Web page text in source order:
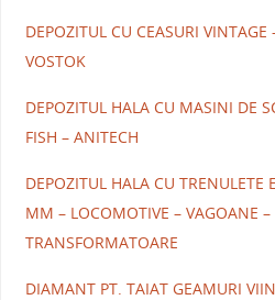
DEPOZITUL CU CEASURI
VOSTOK
DEPOZITUL HALA CU MASINI DE
FISH – ANITECH
DEPOZITUL HALA CU TRENULETE
MM – LOCOMOTIVE – VAGOANE
TRANSFORMATOARE
DIAMANT PT. TAIAT GEAMURI